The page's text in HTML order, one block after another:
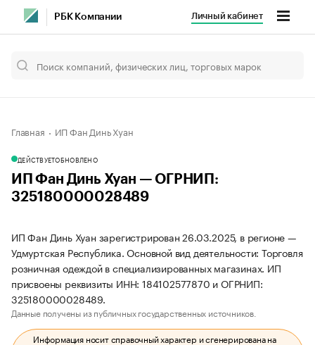
РБК Компании Личный кабинет
Главная ИП Фан Динь Хуан
ДЕЙСТВУЕТОБНОВЛЕНО
ИП Фан Динь Хуан — ОГРНИП:
325180000028489
ИП Фан Динь Хуан зарегистрирован 26.03.2025, в регионе —
Удмуртская Республика. Основной вид деятельности: Торговля
розничная одеждой в специализированных магазинах. ИП
присвоены реквизиты ИНН: 184102577870 и ОГРНИП:
325180000028489.
Данные получены из публичных государственных источников.
Информация носит справочный характер и сгенерирована на